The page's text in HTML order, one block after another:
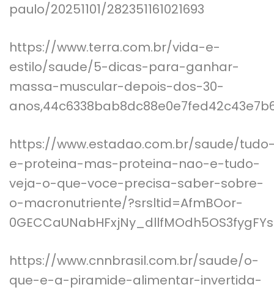
paulo/20251101/282351161021693
https://www.terra.com.br/vida-e-
estilo/saude/5-dicas-para-ganhar-
massa-muscular-depois-dos-30-
https://www.estadao.com.br/saude/
e-proteina-mas-proteina-nao-e-tudo-
veja-o-que-voce-precisa-saber-sobre-
o-macronutriente/?srsltid=AfmBOor-
https://www.cnnbrasil.com.br/saude/o-
que-e-a-piramide-alimentar-invertida-